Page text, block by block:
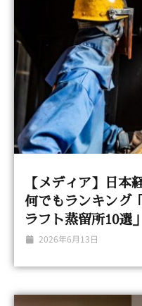
【メディア】日本
何でもランキング
ラフト蒸留所10選」
2026年6月13日